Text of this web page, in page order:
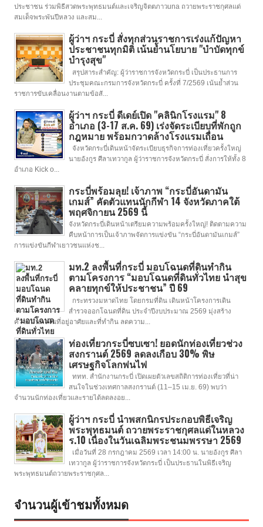
ประชาชน ร่วมพิธีสวดพระพุทธมนต์และเจริญจิตตภาวuna ถวายพระราชกุศลแด่
สมเด็จพระพันปีหลวง และสม...
ผู้ว่าฯ กระบี่ สั่งทุกส่วนราชการเร่งแก้ปัญหา
ประชาชนทุกมิติ เน้นย้ำนโยบาย "บำบัดทุกข์
บำรุงสุข"
สรุปสาระสำคัญ: ผู้ว่าราชการจังหวัดกระบี่ เป็นประธานการ
ประชุมคณะกรมการจังหวัดกระบี่ ครั้งที่ 7/2569 เน้นย้ำส่วน
ราชการขับเคลื่อนงานตามข้อสั...
ผู้ว่าฯ กระบี่ ดีเดย์เปิด "คลินิกโรงแรม" 8
อำเภอ (3-17 ส.ค. 69) เร่งจัดระเบียบที่พักถูก
กฎหมาย พร้อมกวาดล้างโรงแรมเถื่อน
จังหวัดกระบี่เดินหน้าจัดระเบียบธุรกิจการท่องเที่ยวครั้งใหญ่
นายอังกูร ศีลาเทวากูล ผู้ว่าราชการจังหวัดกระบี่ สั่งการให้ทั้ง 8
อำเภอ Kick o...
กระบี่พร้อมลุย! เจ้าภาพ “กระบี่อันดามัน
เกมส์” คัดตัวแทนนักกีฬา 14 จังหวัดภาคใต้
พฤศจิกายน 2569 นี้
จังหวัดกระบี่เดินหน้าเตรียมความพร้อมครั้งใหญ่! ติดตามความ
คืบหน้าการเป็นเจ้าภาพจัดการแข่งขัน “กระบี่อันดามันเกมส์”
การแข่งขันกีฬาเยาวชนแห่งช...
มท.2 ลงพื้นที่กระบี่ มอบโฉนดที่ดินทำกิน
ตามโครงการ “มอบโฉนดที่ดินทั่วไทย นำสุข
คลายทุกข์ให้ประชาชน” ปี 69
กระทรวงมหาดไทย โดยกรมที่ดิน เดินหน้าโครงการเดิน
สำรวจออกโฉนดที่ดิน ประจำปีงบประมาณ 2569 มุ่งสร้าง
ความมั่นคงในที่อยู่อาศัยและที่ทำกิน ลดความ...
ท่องเที่ยวกระบี่ซบเซา! ยอดนักท่องเที่ยวช่วง
สงกรานต์ 2569 ลดลงเกือบ 30% พิษ
เศรษฐกิจโลกพ่นไฟ
ททท. สำนักงานกระบี่ เปิดเผยตัวเลขสถิติการท่องเที่ยวที่น่า
สนใจในช่วงเทศกาลสงกรานต์ (11–15 เม.ย. 69) พบว่า
จำนวนนักท่องเที่ยวและรายได้ลดลงอย...
ผู้ว่าฯ กระบี่ นำพสกนิกรประกอบพิธีเจริญ
พระพุทธมนต์ ถวายพระราชกุศลแด่ในหลวง
ร.10 เนื่องในวันเฉลิมพระชนมพรรษา 2569
เมื่อวันที่ 28 กรกฎาคม 2569 เวลา 14:00 น. นายอังกูร ศีลา
เทวากูล ผู้ว่าราชการจังหวัดกระบี่ เป็นประธานในพิธีเจริญ
พระพุทธมนต์ถวายพระราชกุศล...
จำนวนผู้เข้าชมทั้งหมด